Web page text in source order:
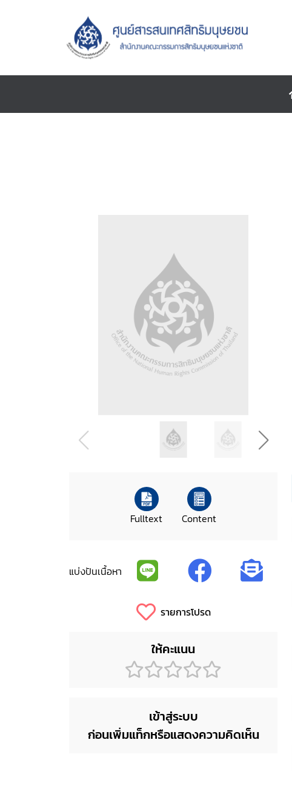
Fulltext Content
แบ่งปันเนื้อหา
รายการโปรด
ให้คะแนน
เข้าสู่ระบบ
ก่อนเพิ่มแท็กหรือแสดงความคิดเห็น